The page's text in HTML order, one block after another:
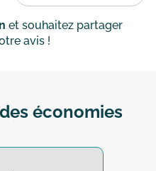
et souhaitez partager
avis !
économies